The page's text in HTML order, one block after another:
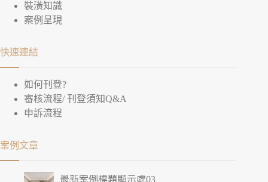
裝潢知識
案例呈現
快速連結
如何刊登?
審核流程/ 刊登須知Q&A
申訴流程
案例文章
最新案例標題顯示處03